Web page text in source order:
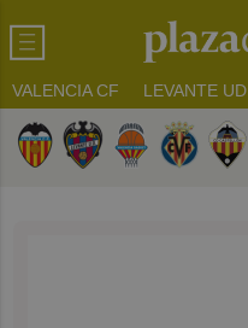
VALENCIA CF LEVANTE UD